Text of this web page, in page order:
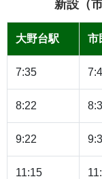
新設（
大野台駅 市
7:35
8:22
9:22
11:15